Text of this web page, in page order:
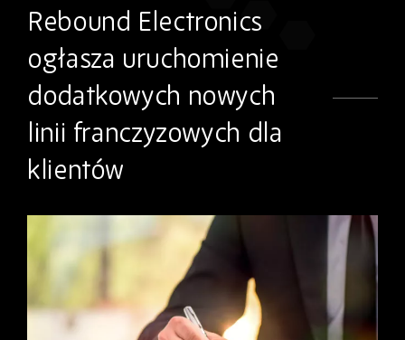
Rebound Electronics
ogłasza uruchomienie
dodatkowych nowych
linii franczyzowych dla
klientów